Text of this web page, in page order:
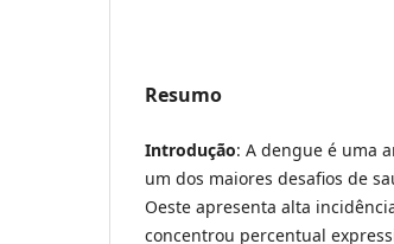
Resumo
Introdução: A dengue é uma
um dos maiores desafios de
Oeste apresenta alta
concentrou percentual